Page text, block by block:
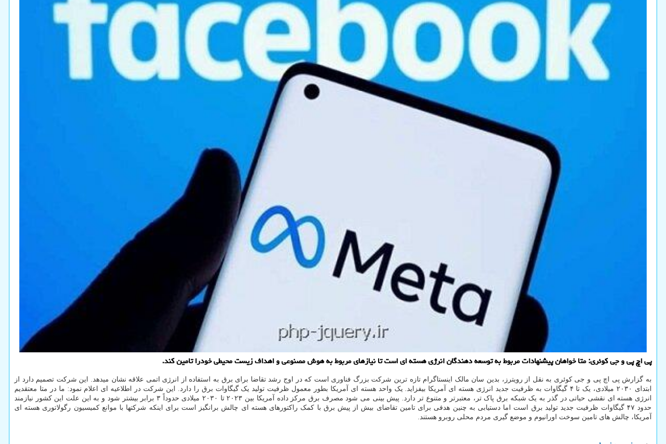
پی اچ پی و جی کوئری: متا خواهان پیشنهادات مربوط به توسعه دهندگان انرژی هسته ای است تا نیازهای مربوط به هوش مصنوعی و اهداف زیست محیطی خودرا تامین کند.
به گزارش پی اچ پی و جی کوئری به نقل از رویترز، بدین سان مالک اینستاگرام تازه ترین شرکت بزرگ فناوری است که در اوج رشد تقاضا برای برق به استفاده از انرژی اتمی علاقه نشان میدهد. این شرکت تصمیم دارد از
ابتدای ۲۰۳۰ میلادی، یک تا ۴ گیگاوات به ظرفیت جدید انرژی هسته ای آمریکا بیفزاید. یک واحد هسته ای آمریکا بطور معمول ظرفیت تولید یک گیگاوات برق را دارد. این شرکت در اطلاعیه ای اعلام نمود: ما در متا معتقدیم
انرژی هسته ای نقشی حیاتی در گذر به یک شبکه برق پاک تر، معتبرتر و متنوع تر دارد. پیش بینی می شود مصرف برق مرکز داده آمریکا بین ۲۰۲۳ تا ۲۰۳۰ میلادی حدوداً ۳ برابر بیشتر شود و به این علت این کشور نیازمند
حدود ۴۷ گیگاوات ظرفیت جدید تولید برق است اما دستیابی به چنین هدفی برای تامین تقاضای بیش از پیش برق با کمک راکتورهای هسته ای چالش برانگیز است برای اینکه شرکتها با موانع کمیسیون رگولاتوری هسته ای
آمریکا، چالش های تامین سوخت اورانیوم و موضع گیری مردم محلی روبرو هستند.